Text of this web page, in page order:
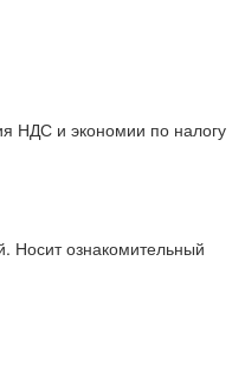
НДС и экономии по налогу
Носит ознакомительный